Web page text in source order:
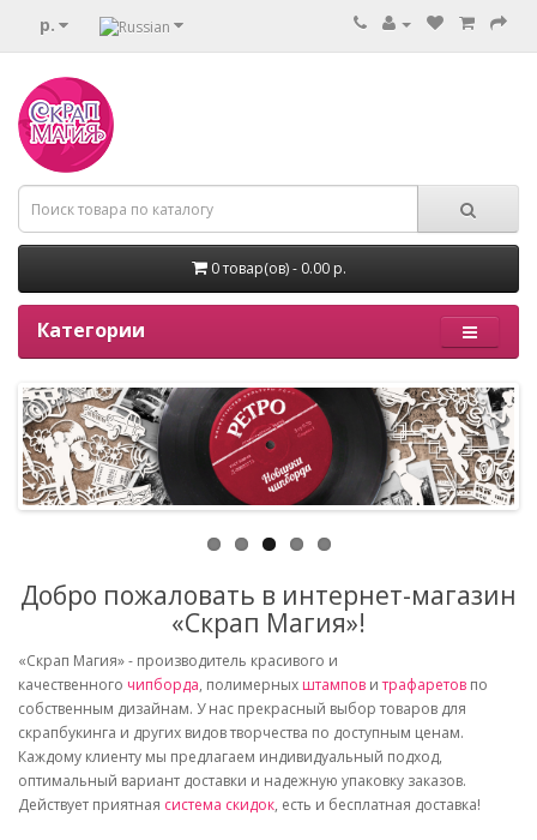
р.
0 товар(ов) - 0.00 р.
Категории
Добро пожаловать в интернет-магазин
«Скрап Магия»!
«Скрап Магия» - производитель красивого и
качественного чипборда, полимерных штампов итрафаретов по
собственным дизайнам. У нас прекрасный выбор товаров для
скрапбукинга и других видов творчества по доступным ценам.
Каждому клиенту мы предлагаем индивидуальный подход,
оптимальный вариант доставки и надежную упаковку заказов.
Действует приятная система скидок, есть и бесплатная доставка!